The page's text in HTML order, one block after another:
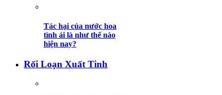
Tác hại của nước hoa
tình ái là như thế nào
hiện nay?
Rối Loạn Xuất Tinh